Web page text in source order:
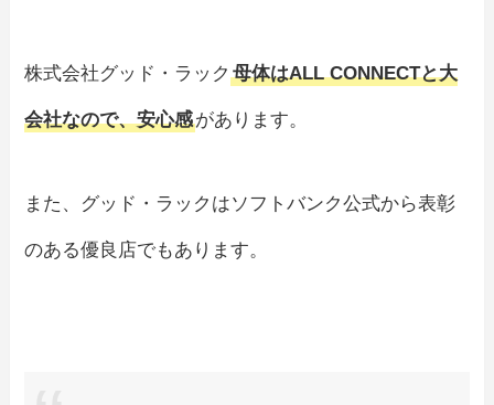
株式会社グッド・ラック母体はALL CONNECTと大
会社なので、安心感があります。
また、グッド・ラックはソフトバンク公式から表彰
のある優良店でもあります。